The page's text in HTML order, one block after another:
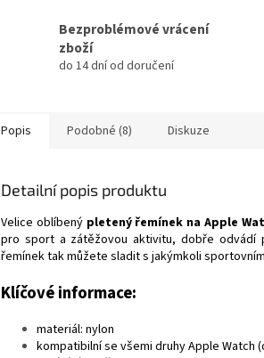
Bezproblémové vrácení
zboží
do 14 dní od doručení
Popis Podobné (8) Diskuze
Detailní popis produktu
Velice oblíbený pletený řemínek na Apple
pro sport a zátěžovou aktivitu, dobře odvádí
řemínek tak můžete sladit s jakýmkoli
Klíčové informace:
materiál: nylon
kompatibilní se všemi druhy Apple Watch